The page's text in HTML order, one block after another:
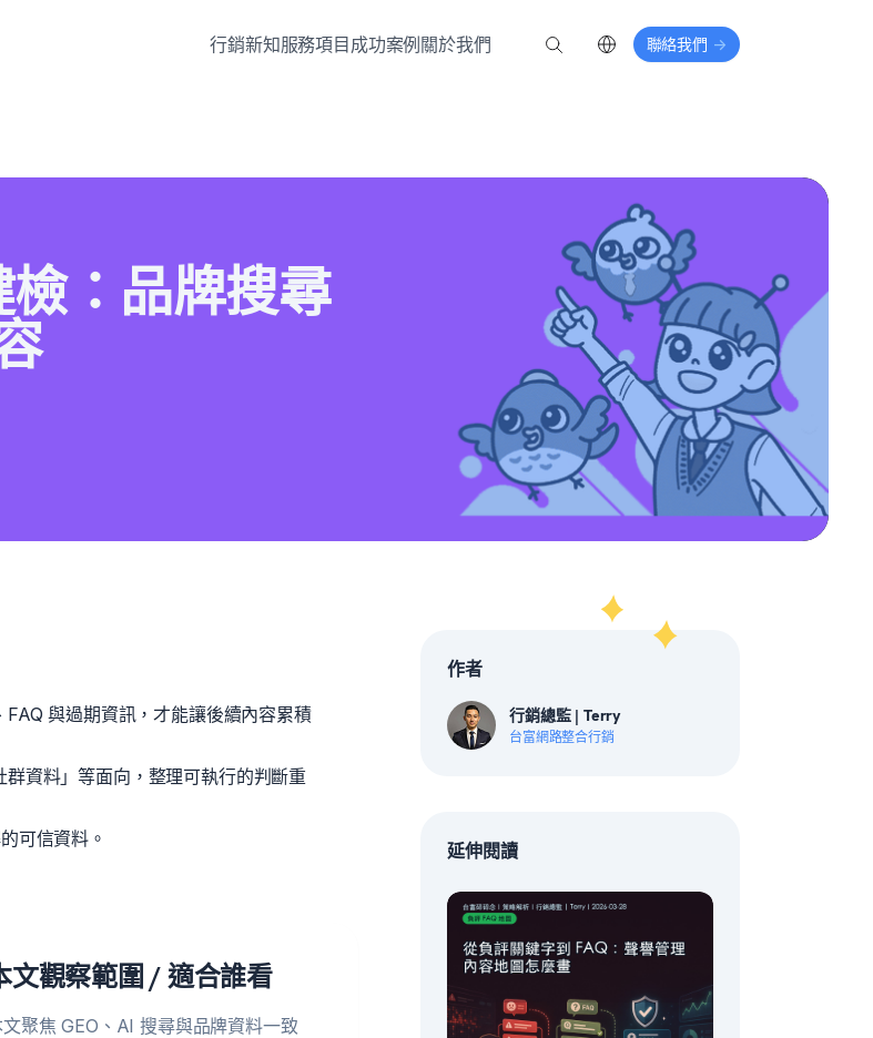
行銷新知服務項目 成功案例 關於我們 聯絡我們 ->
：品牌搜尋
與過期資訊，才能讓後續內容累積
資料」等面向，整理可執行的判斷重
可信資料。
文觀察範圍 / 適合誰看
聚焦 GEO、AI 搜尋與品牌資料一致
作者
行銷總監 | Terry
台富網路整合行銷
延伸閱讀